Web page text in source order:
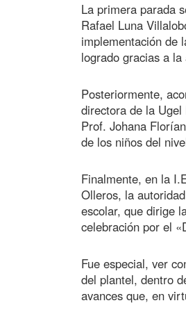
La primera parada
Rafael Luna
implementación de
logrado gracias a
Posteriormente,
directora de la Ugel
Prof. Johana
de los niños del
Finalmente, en la
Olleros, la
escolar, que dirige
celebración por el
Fue especial, ver
del plantel, dentro
avances que, en